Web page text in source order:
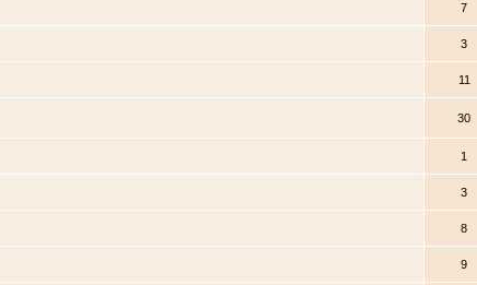
7
3
11
30
1
3
8
9